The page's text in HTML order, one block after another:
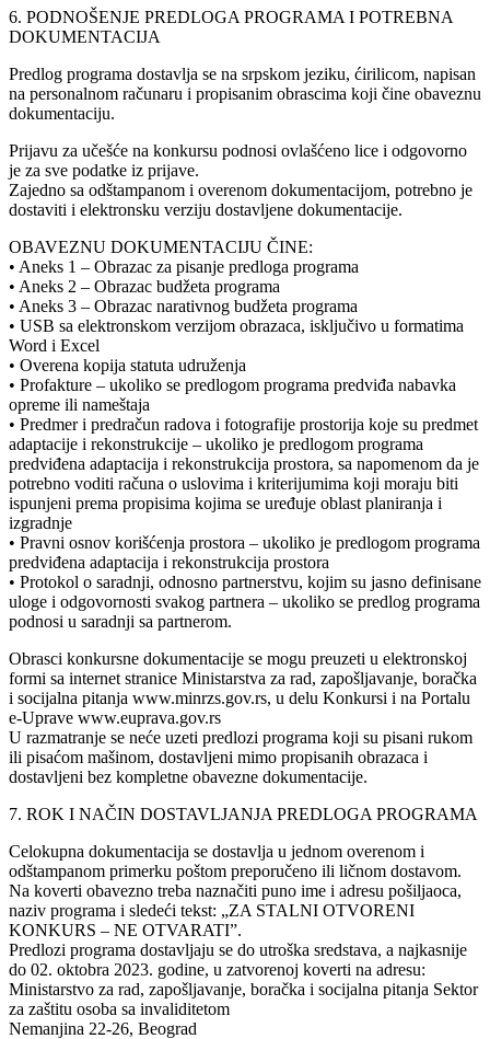
6. PODNOŠENJE PREDLOGA PROGRAMA I POTREBNA
DOKUMENTACIJA
Predlog programa dostavlja se na srpskom jeziku, ćirilicom, napisan
na personalnom računaru i propisanim obrascima koji čine obaveznu
dokumentaciju.
Prijavu za učešće na konkursu podnosi ovlašćeno lice i odgovorno
je za sve podatke iz prijave.
Zajedno sa odštampanom i overenom dokumentacijom, potrebno je
dostaviti i elektronsku verziju dostavljene dokumentacije.
OBAVEZNU DOKUMENTACIJU ČINE:
• Aneks 1 – Obrazac za pisanje predloga programa
• Aneks 2 – Obrazac budžeta programa
• Aneks 3 – Obrazac narativnog budžeta programa
• USB sa elektronskom verzijom obrazaca, isključivo u formatima
Word i Excel
• Overena kopija statuta udruženja
• Profakture – ukoliko se predlogom programa predviđa nabavka
opreme ili nameštaja
• Predmer i predračun radova i fotografije prostorija koje su predmet
adaptacije i rekonstrukcije – ukoliko je predlogom programa
predviđena adaptacija i rekonstrukcija prostora, sa napomenom da je
potrebno voditi računa o uslovima i kriterijumima koji moraju biti
ispunjeni prema propisima kojima se uređuje oblast planiranja i
izgradnje
• Pravni osnov korišćenja prostora – ukoliko je predlogom programa
predviđena adaptacija i rekonstrukcija prostora
• Protokol o saradnji, odnosno partnerstvu, kojim su jasno definisane
uloge i odgovornosti svakog partnera – ukoliko se predlog programa
podnosi u saradnji sa partnerom.
Obrasci konkursne dokumentacije se mogu preuzeti u elektronskoj
formi sa internet stranice Ministarstva za rad, zapošljavanje, boračka
i socijalna pitanja www.minrzs.gov.rs, u delu Konkursi i na Portalu
e-Uprave www.euprava.gov.rs
U razmatranje se neće uzeti predlozi programa koji su pisani rukom
ili pisaćom mašinom, dostavljeni mimo propisanih obrazaca i
dostavljeni bez kompletne obavezne dokumentacije.
7. ROK I NAČIN DOSTAVLJANJA PREDLOGA PROGRAMA
Celokupna dokumentacija se dostavlja u jednom overenom i
odštampanom primerku poštom preporučeno ili ličnom dostavom.
Na koverti obavezno treba naznačiti puno ime i adresu pošiljaoca,
naziv programa i sledeći tekst: „ZA STALNI OTVORENI
KONKURS – NE OTVARATI”.
Predlozi programa dostavljaju se do utroška sredstava, a najkasnije
do 02. oktobra 2023. godine, u zatvorenoj koverti na adresu:
Ministarstvo za rad, zapošljavanje, boračka i socijalna pitanja Sektor
za zaštitu osoba sa invaliditetom
Nemanjina 22-26, Beograd